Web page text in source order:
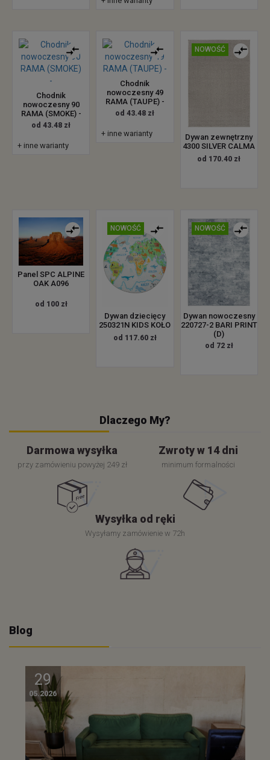
Chodnik
nowoczesny 90
RAMA (SMOKE) -
od 43.48 zł
+ inne warianty
Chodnik
nowoczesny 49
RAMA (TAUPE) -
od 43.48 zł
+ inne warianty
NOWOŚĆ
Dywan zewnętrzny
4300 SILVER CALMA
od 170.40 zł
Panel SPC ALPINE
OAK A096
od 100 zł
NOWOŚĆ
Dywan dziecięcy
250321N KIDS KOŁO
od 117.60 zł
NOWOŚĆ
Dywan nowoczesny
220727-2 BARI PRINT
(D)
od 72 zł
Dlaczego My?
Darmowa wysyłka
przy zamówieniu powyżej 249 zł
Zwroty w 14 dni
minimum formalności
Wysyłka od ręki
Wysyłamy zamówienie w 72h
Blog
29
05.2026